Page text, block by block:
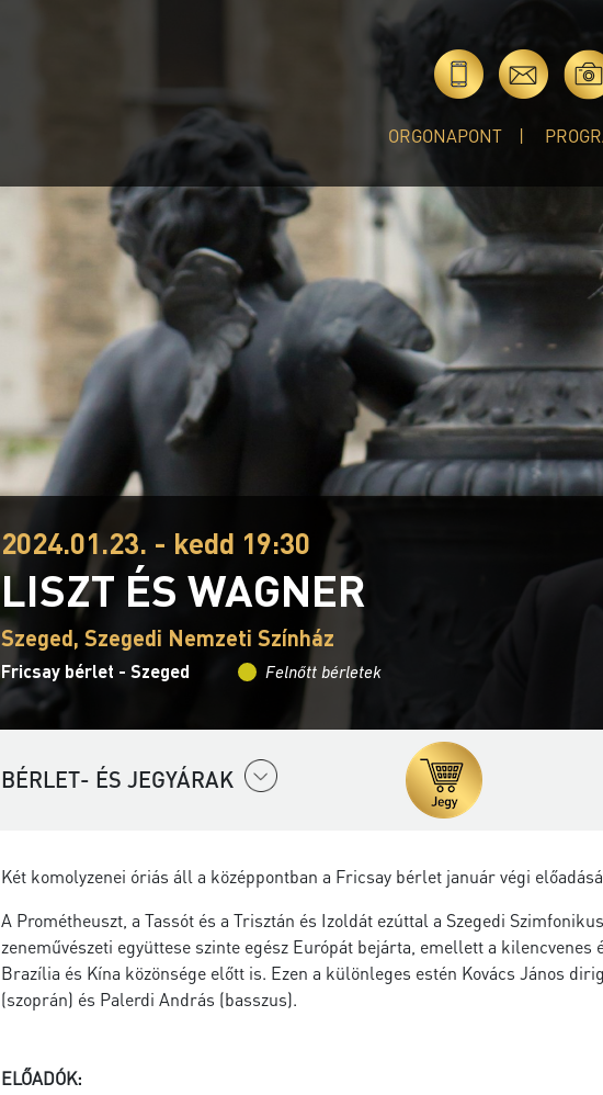
ORGONAPONT
2024.01.23. - kedd 19:30
LISZT ÉS WAGNER
Szeged, Szegedi Nemzeti Színház
Fricsay bérlet - Szeged Felnőtt bérletek
BÉRLET- ÉS JEGYÁRAK
Két komolyzenei óriás áll a középpontban a Fricsay bérlet január végi
A Prométheuszt, a Tassót és a Trisztán és Izoldát ezúttal a Szegedi
zeneművészeti együttese szinte egész Európát bejárta, emellett a
Brazília és Kína közönsége előtt is. Ezen a különleges estén Kovács János
(szoprán) és Palerdi András (basszus).
ELŐADÓK: